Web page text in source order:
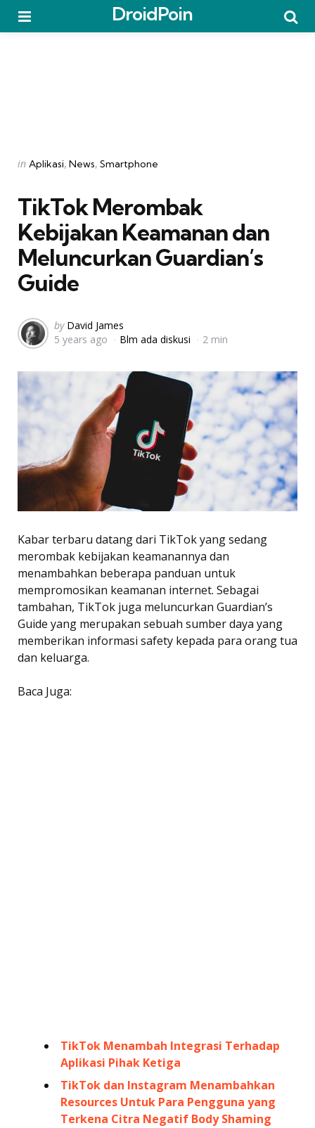
DroidPoin
Categories
Posted
in Aplikasi News Smartphone
TikTok Merombak
Kebijakan Keamanan dan
Meluncurkan Guardian’s
Guide
Posted
by
by David James
5 years ago
Blm ada diskusi 2 min
Kabar terbaru datang dari TikTok yang sedang
merombak kebijakan keamanannya dan
menambahkan beberapa panduan untuk
mempromosikan keamanan internet. Sebagai
tambahan, TikTok juga meluncurkan Guardian’s
Guide yang merupakan sebuah sumber daya yang
memberikan informasi safety kepada para orang tua
dan keluarga.
Baca Juga:
TikTok Menambah Integrasi Terhadap
Aplikasi Pihak Ketiga
TikTok dan Instagram Menambahkan
Resources Untuk Para Pengguna yang
Terkena Citra Negatif Body Shaming